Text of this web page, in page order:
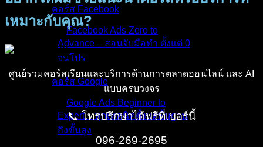
คอร์ส Facebook
Facebook Ads Zero to
Advance – สอนจับมือทำ ตั้งแต่ 0
จนโปร
คอร์ส Google
Google Ads Beginner to
Expert – ทุกเทคนิคตั้งแต่พื้นฐาน
ถึงขั้นสูง
เหมาะกับคุณ?
ศูนย์รวมคอร์สเรียนและบริการด้านการตลาดออนไลน์ และ AI
แบบครบวงจร
📞 โทรปรึกษาได้ฟรีที่เบอร์นี้
096-269-2695